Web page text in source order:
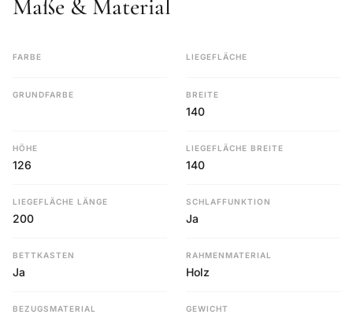
Maße & Material
FARBE LIEGEFLÄCHE
GRUNDFARBE BREITE
140
HÖHE
126
LIEGEFLÄCHE BREITE
140
LIEGEFLÄCHE LÄNGE
200
SCHLAFFUNKTION
Ja
BETTKASTEN
Ja
RAHMENMATERIAL
Holz
BEZUGSMATERIAL GEWICHT